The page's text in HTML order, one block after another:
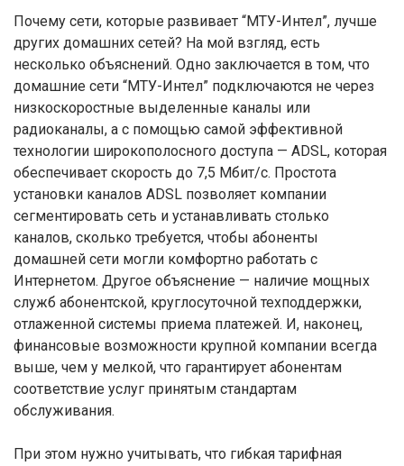
Почему сети, которые развивает “МТУ-Интел”, лучше
других домашних сетей? На мой взгляд, есть
несколько объяснений. Одно заключается в том, что
домашние сети “МТУ-Интел” подключаются не через
низкоскоростные выделенные каналы или
радиоканалы, а с помощью самой эффективной
технологии широкополосного доступа — ADSL, которая
обеспечивает скорость до 7,5 Мбит/с. Простота
установки каналов ADSL позволяет компании
сегментировать сеть и устанавливать столько
каналов, сколько требуется, чтобы абоненты
домашней сети могли комфортно работать с
Интернетом. Другое объяснение — наличие мощных
служб абонентской, круглосуточной техподдержки,
отлаженной системы приема платежей. И, наконец,
финансовые возможности крупной компании всегда
выше, чем у мелкой, что гарантирует абонентам
соответствие услуг принятым стандартам
обслуживания.
При этом нужно учитывать, что гибкая тарифная